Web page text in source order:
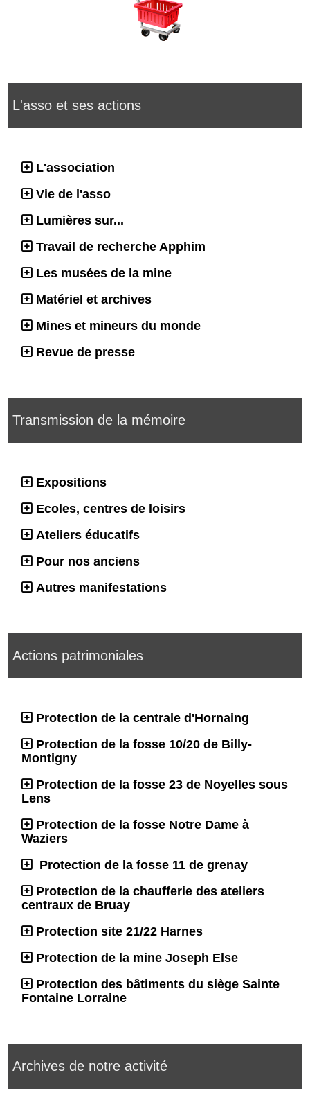
L'asso et ses actions
L'association
Vie de l'asso
Lumières sur...
Travail de recherche Apphim
Les musées de la mine
Matériel et archives
Mines et mineurs du monde
Revue de presse
Transmission de la mémoire
Expositions
Ecoles, centres de loisirs
Ateliers éducatifs
Pour nos anciens
Autres manifestations
Actions patrimoniales
Protection de la centrale d'Hornaing
Protection de la fosse 10/20 de Billy-
Montigny
Protection de la fosse 23 de Noyelles sous
Lens
Protection de la fosse Notre Dame à
Waziers
Protection de la fosse 11 de grenay
Protection de la chaufferie des ateliers
centraux de Bruay
Protection site 21/22 Harnes
Protection de la mine Joseph Else
Protection des bâtiments du siège Sainte
Fontaine Lorraine
Archives de notre activité